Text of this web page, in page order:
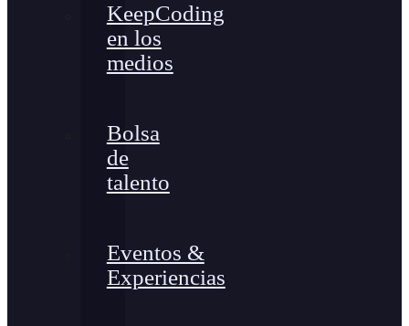
KeepCoding
en los
medios
Bolsa
de
talento
Eventos &
Experiencias